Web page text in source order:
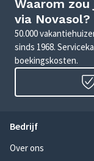
Waarom
via Novasol?
50.000
sinds 1968.
boekingskosten.
Bedrijf
Over ons